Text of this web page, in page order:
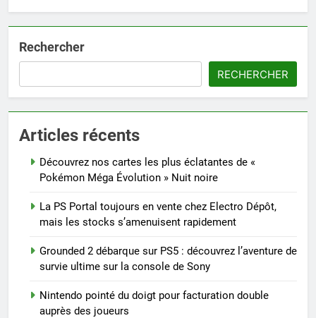
Rechercher
RECHERCHER
Articles récents
Découvrez nos cartes les plus éclatantes de «
Pokémon Méga Évolution » Nuit noire
La PS Portal toujours en vente chez Electro Dépôt,
mais les stocks s’amenuisent rapidement
Grounded 2 débarque sur PS5 : découvrez l’aventure de
survie ultime sur la console de Sony
Nintendo pointé du doigt pour facturation double
auprès des joueurs